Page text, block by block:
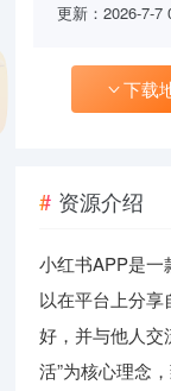
更新：2026-7-7
下载
资源介绍
小红书APP是
以在平台上分
好，并与他人交
活”为核心理念